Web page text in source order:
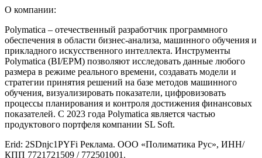
О компании:
Polymatica – отечественный разработчик программного
обеспечения в области бизнес-анализа, машинного обучения и
прикладного искусственного интеллекта. Инструменты
Polymatica (BI/EPM) позволяют исследовать данные любого
размера в режиме реального времени, создавать модели и
стратегии принятия решений на базе методов машинного
обучения, визуализировать показатели, цифровизовать
процессы планирования и контроля достижения финансовых
показателей. С 2023 года Polymatica является частью
продуктового портфеля компании SL Soft.
Erid: 2SDnjc1PYFi Реклама. ООО «Полиматика Рус», ИНН/
КПП 7721721509 / 772501001.